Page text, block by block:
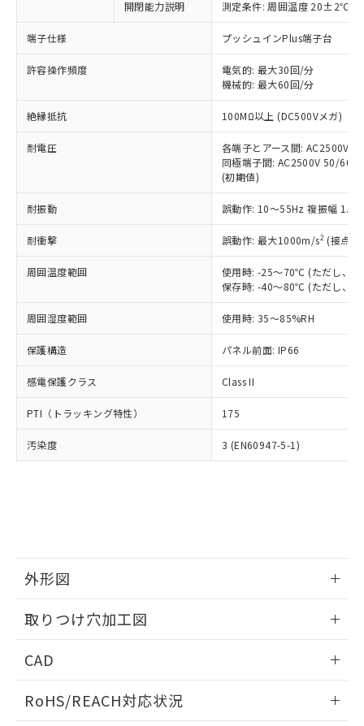
開閉能力説明 測定条件: 周囲温度 20±2℃、
端子仕様 プッシュインPlus端子台
許容操作頻度
電気的: 最大30回/分
機械的: 最大60回/分
絶縁抵抗 100MΩ以上 (DC500Vメガ)
耐電圧
各端子とアース間: AC2500V
同極端子間: AC2500V 50/
(初期値)
耐振動 誤動作: 10～55Hz 複振幅
耐衝撃 誤動作: 最大1000m/s2 (接点
周囲温度範囲
使用時: -25～70℃ (ただし、氷
保存時: -40～80℃ (ただし、氷
周囲湿度範囲 使用時: 35～85%RH
保護構造 パネル前面: IP66
感電保護クラス Class II
PTI（トラッキング特性） 175
汚染度 3 (EN60947-5-1)
外形図
取りつけ穴加工図
CAD
ドすることができます。
RoHS/REACH対応状況
以下の条件をお読みいただき、同意のうえ
ご利用ください。
本サービスは、当社制御機器事業取扱
商品の当社在庫状況および標準価格
(税抜)を提供させていただくもので
当社制御機器事業取扱商品の中には、
本サービスの対象外となる商品もある
ことをご了承ください。
在庫状況および標準価格照会結果は、
記載している更新日時点での社内デー
タに基づき作成されるものであり、閲
覧された時点での実際の在庫および標
準価格とは異なる場合があることをご
正式な納期状況および標準価格はお客
様のお取引先、またはお客様担当のオ
ムロン制御機器販売店・当社販売員に
オムロン制御機器販売店や当社販売拠
点は「
販売ネットワーク
」をご確認
在庫状況および標準価格結果を当社の
事前の承諾なく第三者に漏洩または開
示しないようお願いします。
マイパーツ機能（部品リスト作成サー
および当社の共同利用者が、当社の製
引・商談に必要な範囲で利用すること
をご了承ください。
※当社の共同利用者とは、
指します。
対応予定なし：EU RoHS指令（10物質）の
非含有に非対応の商品で、対応品を出す予
定はありません。
非含有の対応状況を調査中または確認中の
非該当品：ライセンス料など無形物で、有
害物質有無と関係のない商品です。
仕入先様の事情により、非含有部品として
いたものが、含有品と判明した場合などや
むを得ず変更することがあります。
鉛(Pb) 1000ppm以下、 水銀(Hg) 1000ppm以下、 カド
(PBDE) 1000ppm以下、フタル酸ビス(2-エチルヘキシ
ル) (DEHP)(別名：DOP) 1000ppm以下、フタル酸ブチ
ルベンジル（BBP） 1000ppm以下、フタル酸ジブチル
（DBP） 1000ppm以下、フタル酸ジイソブチル
(DIBP) 1000ppm以下
但し、RoHS指令で産業用監視および制御機器に対する
適用除外項目は除く。
※2 対応予定月
部品在庫の切り替え状況などにより、予定
下記の非含有証明書をダウンロードするこ
とができます。
EU RoHS指令（10物質）の非含有証明書
51物質の非含有証明書（当社基準）
るもので、過去に遡って非含有を証明する
ものではありません。
また、RoHS指令のフタル酸エステル類４
※1 中国RoHS○×表
「○」：最大均質材料含有率が中国RoHSの
基準値以下であることを示します。
「×」：最大均質材料含有率が中国RoHSの
基準値を超えていることを示します。
「－」：未確認です。当社販売部門へお問
*中国RoHS10物質の基準値 (GB/T26572)：
Pb(鉛) :1000ppm、 Hg(水銀) : 1000ppm、 Cd(カドミウ
Cr(Ⅵ)(六価クロム) : 1000ppm、 PBBs(ポリ臭化ビフェ
ニル類) : 1000ppm、 PBDEs(ポリ臭化ジフェニルエーテ
DBP(フタル酸ジブチル) : 1000ppm、 DIBP(フタル酸ジ
イソブチル) : 1000ppm、 BBP(フタル酸ブチルベンジ
ル) : 1000ppm、
DEHP(フタル酸ビス(2-エチルヘキシル)) : 1000ppm
※2 環境保護使用期限
「ｅ」：有害物質（10物質）のすべてが基
「10」：通常の使用状況下において有害物
当社は、これら貴社製品のうち、外国
為替および外国貿易法に定める商品
（以下｢規制貨物等」という）を輸出
または国外への提供する場合は、日本
国政府の輸出許可(または役務取引許
当社は規制貨物を破棄する場合は、完
全に破砕するなど、違法に輸出されな
いよう必要な手段を講じます。
当社は貴社製品を、核兵器、ミサイ
ル、化学兵器、生物兵器またはその他
武器並びにこれらの製造装置等に一切
使用いたしません。
当社は、貴社製品を第三者に販売する
場合は、上記1、2および3の内容を当
該第三者に通知します。また当社は、
販売先および販売に係わる関係者が違
○ 一定数以上の在庫あり
△ 一定数には満たないが在庫あり
在庫なし(最新の在庫状況につ
たはお客様担当のオムロン制御
機器販売店・当社販売員にご確
空
受注生産機種、また在庫状況の